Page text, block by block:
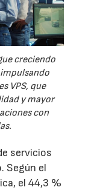
creciendo
VPS, que
y mayor
con
servicios
Según el
el 44,3 %